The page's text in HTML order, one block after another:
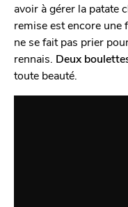
avoir à gérer la patate
remise est encore
ne se fait pas prier
rennais. Deux
toute beauté.